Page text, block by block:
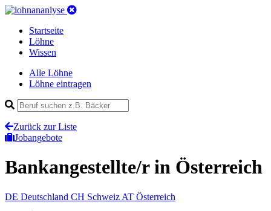
Startseite
Löhne
Wissen
Alle Löhne
Löhne eintragen
Zurück zur Liste
Jobangebote
Bankangestellte/rin Österreich
DE Deutschland CH Schweiz AT Österreich